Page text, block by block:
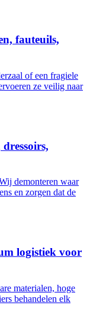
fauteuils,
of een fragiele
ze veilig naar
demonteren waar
en zorgen dat de
logistiek voor
materialen, hoge
behandelen elk